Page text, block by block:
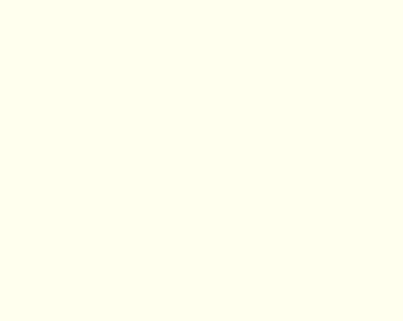
x}{1}
= 0 \text{ und } \lim_{x \to \infty} 1
x}{x} = \lim_{x \to \infty}